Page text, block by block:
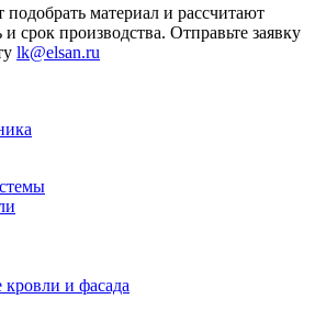
материал и рассчитают
срок производства. Отправьте заявку
lk@elsan.ru
и фасада